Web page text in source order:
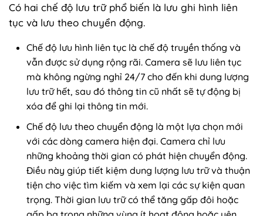
Có hai chế độ lưu trữ phổ biến là lưu ghi hình liên
tục và lưu theo chuyển động.
Chế độ lưu hình liên tục là chế độ truyền thống và
vẫn được sử dụng rộng rãi. Camera sẽ lưu liên tục
mà không ngừng nghỉ 24/7 cho đến khi dung lượng
lưu trữ hết, sau đó thông tin cũ nhất sẽ tự động bị
xóa để ghi lại thông tin mới.
Chế độ lưu theo chuyển động là một lựa chọn mới
với các dòng camera hiện đại. Camera chỉ lưu
những khoảng thời gian có phát hiện chuyển động.
Điều này giúp tiết kiệm dung lượng lưu trữ và thuận
tiện cho việc tìm kiếm và xem lại các sự kiện quan
trọng. Thời gian lưu trữ có thể tăng gấp đôi hoặc